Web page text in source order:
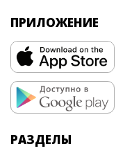
ПРИЛОЖЕНИЕ
РАЗДЕЛЫ